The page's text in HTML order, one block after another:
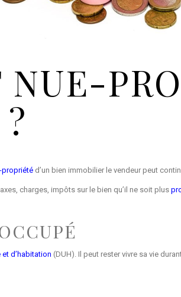
NUE-
propriété d’un bien immobilier le vendeur peut
charges, impôts sur le bien qu’il ne soit plus
d’habitation (DUH). Il peut rester vivre sa vie